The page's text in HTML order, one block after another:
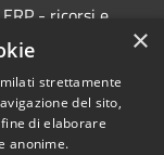
- ricorsi e
© 2026 • Comune di
×
strettamente
del sito,
di elaborare
anonime.